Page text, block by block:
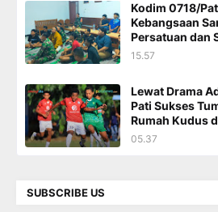
Kodim 0718/
Kebangsaan
Persatuan dan
15.57
Lewat Drama
Pati Sukses
Rumah Kudus
05.37
SUBSCRIBE US